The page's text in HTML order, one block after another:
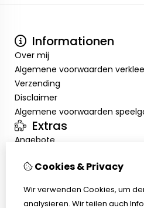
Informationen
Over mij
Algemene voorwaarden
Verzending
Disclaimer
Algemene voorwaarden
Extras
Angebote
InloggenCookies & Privacy
Wir verwenden Cookies, um
analysieren. Wir teilen auch